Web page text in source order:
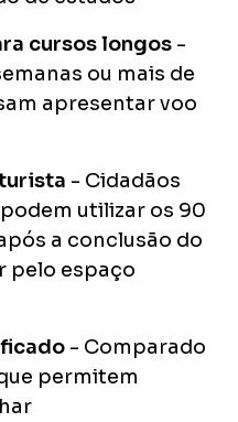
cursos longos -
ou mais de
apresentar voo
- Cidadãos
utilizar os 90
a conclusão do
pelo espaço
- Comparado
permitem